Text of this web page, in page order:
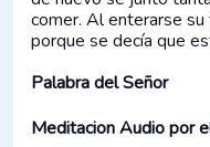
comer. Al enterarse su
porque se decía que
Palabra del Señor
Meditacion Audio por